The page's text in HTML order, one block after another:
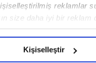
reklamlar
size daha iyi bir
gösterdiğimizi ve bu
Kişiselleştir